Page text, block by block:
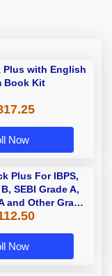
Plus with English
Book Kit
Now
Plus For IBPS,
SEBI Grade A,
and Other Grade
Bank Exams
Now